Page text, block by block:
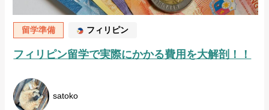
留学準備 フィリピン
フィリピン留学で実際にかかる費用を大解剖！！
satoko